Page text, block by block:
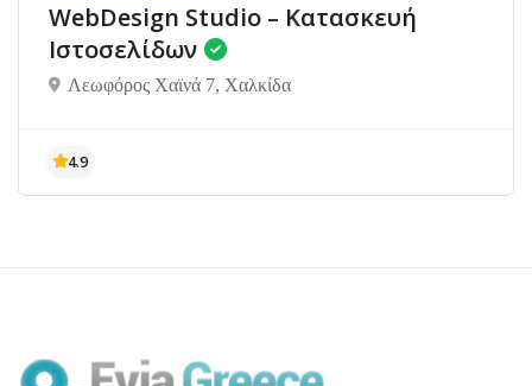
WebDesign Studio – Κατασκευή
Ιστοσελίδων
Λεωφόρος Χαϊνά 7, Χαλκίδα